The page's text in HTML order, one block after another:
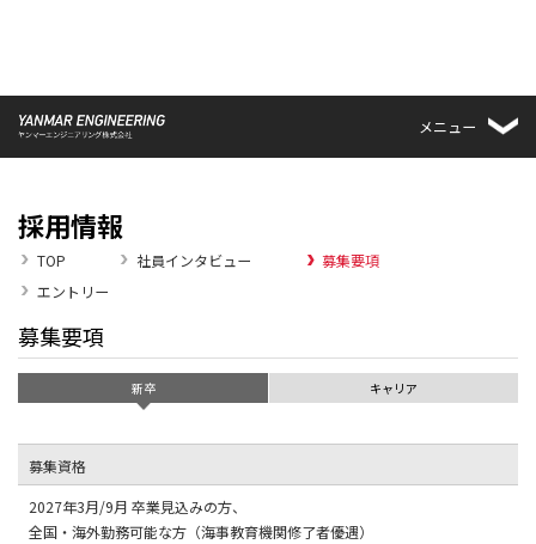
メニュー
採用情報
TOP 社員インタビュー
募集要項
エントリー
募集要項
新卒 キャリア
募集資格
2027年3月/9月 卒業見込みの方、
全国・海外勤務可能な方（海事教育機関修了者優遇）